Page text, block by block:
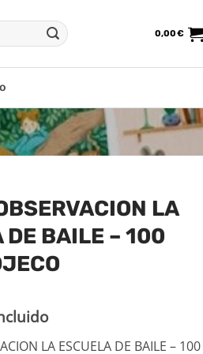
0,00€
LA
DE BAILE – 100
LA ESCUELA DE BAILE – 100